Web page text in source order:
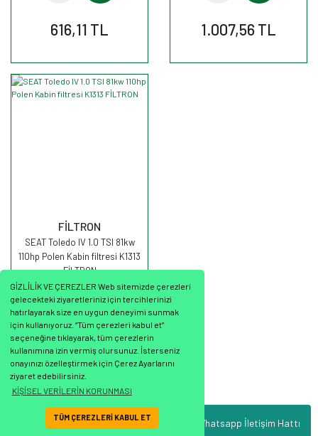
GİZLİLİK VE ÇEREZLER Web sitemizde çerezleri
gelecekteki ziyaretleriniz için tercihlerinizi
hatırlayarak size en uygun deneyimi sunmak
için kullanıyoruz. “Tüm çerezleri kabul et”
seçeneğine tıklayarak, tüm çerezlerin
kullanımına izin vermiş olursunuz. İsterseniz
onayınızı özelleştirmek için Çerez Ayarlarını
ziyaret edebilirsiniz.
KİŞİSEL VERİLERİN KORUNMASI
TÜM ÇEREZLERİ KABUL ET Whatsapp İletişim Hattı
616,11 TL 1.007,56 TL
FİLTRON
SEAT Toledo IV 1.0 TSI 81kw
110hp Polen Kabin filtresi K1313
FİLTRON
301,55 TL